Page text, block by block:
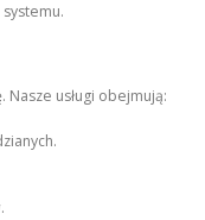
usługi obejmują: